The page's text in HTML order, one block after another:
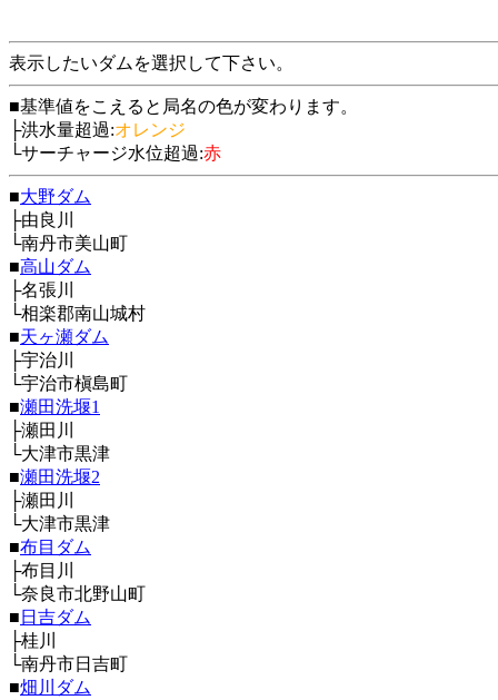
表示したいダムを選択して下さい。
■基準値をこえると局名の色が変わります。
├洪水量超過:オレンジ
└サーチャージ水位超過:赤
■大野ダム
├由良川
└南丹市美山町
■高山ダム
├名張川
└相楽郡南山城村
■天ヶ瀬ダム
├宇治川
└宇治市槇島町
■瀬田洗堰1
├瀬田川
└大津市黒津
■瀬田洗堰2
├瀬田川
└大津市黒津
■布目ダム
├布目川
└奈良市北野山町
■ 日吉ダム
├桂川
└南丹市日吉町
■畑川ダム